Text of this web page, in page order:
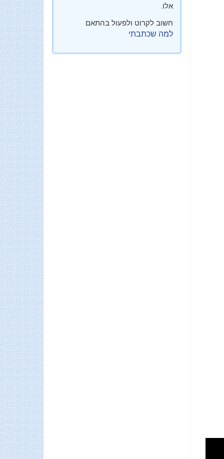
אלו.
חשוב לקרוט ולפעול בהתאם
למה שכתבתי